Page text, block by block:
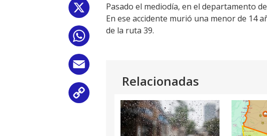
Pasado el mediodía, en el departamento
En ese accidente murió una menor de 14
de la ruta 39.
Relacionadas